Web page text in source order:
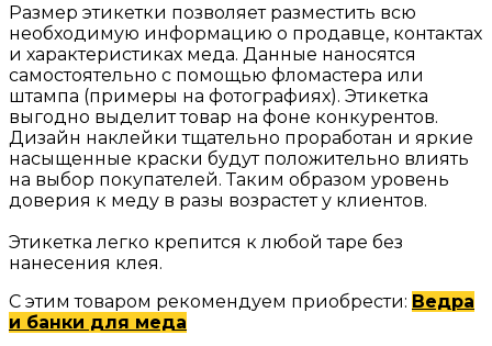
Размер этикетки позволяет разместить всю
необходимую информацию о продавце, контактах
и характеристиках меда. Данные наносятся
самостоятельно с помощью фломастера или
штампа (примеры на фотографиях). Этикетка
выгодно выделит товар на фоне конкурентов.
Дизайн наклейки тщательно проработан и яркие
насыщенные краски будут положительно влиять
на выбор покупателей. Таким образом уровень
доверия к меду в разы возрастет у клиентов.
Этикетка легко крепится к любой таре без
нанесения клея.
С этим товаром рекомендуем приобрести: Ведра
и банки для меда